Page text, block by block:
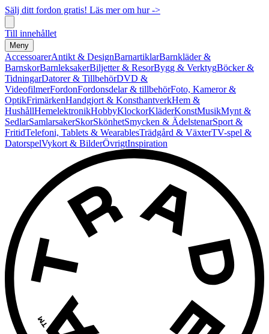
Sälj ditt fordon gratis! Läs mer om hur ->
Till innehållet
Meny
AccessoarerAntikt & DesignBarnartiklarBarnkläder &
BarnskorBarnleksakerBiljetter & ResorBygg & VerktygBöcker &
TidningarDatorer & TillbehörDVD &
VideofilmerFordonFordonsdelar & tillbehörFoto, Kameror &
OptikFrimärkenHandgjort & KonsthantverkHem &
HushållHemelektronikHobbyKlockorKläderKonstMusikMynt &
SedlarSamlarsakerSkorSkönhetSmycken & ÄdelstenarSport &
FritidTelefoni, Tablets & WearablesTrädgård & VäxterTV-spel &
DatorspelVykort & BilderÖvrigtInspiration